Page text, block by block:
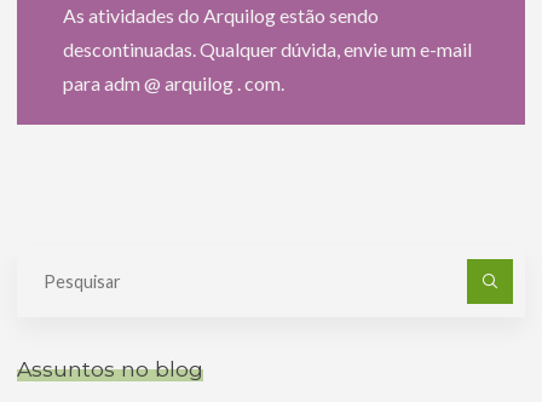
As atividades do Arquilog estão sendo
descontinuadas. Qualquer dúvida, envie um e-mail
para adm @ arquilog . com.
Assuntos no blog